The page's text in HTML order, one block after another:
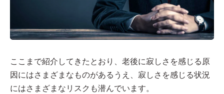
ここまで紹介してきたとおり、老後に寂しさを感じる原
因にはさまざまなものがあるうえ、寂しさを感じる状況
にはさまざまなリスクも潜んでいます。